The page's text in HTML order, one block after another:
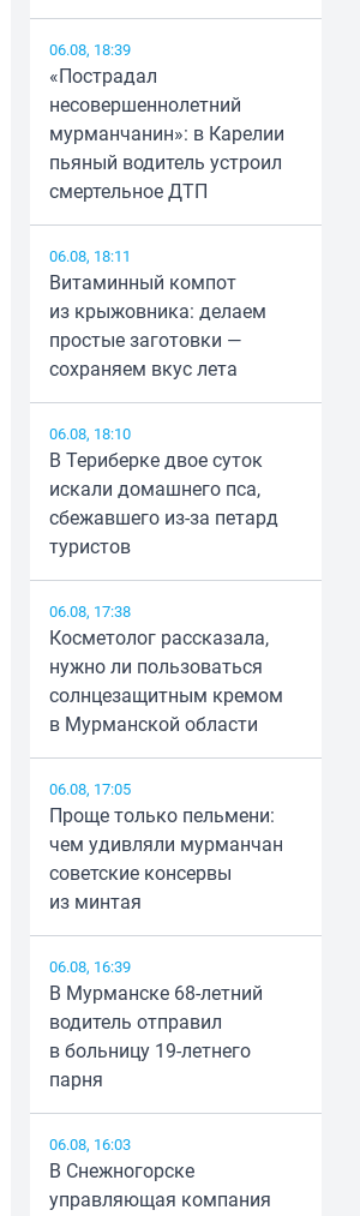
06.08, 18:39
«Пострадал
несовершеннолетний
мурманчанин»: в Карелии
пьяный водитель устроил
смертельное ДТП
06.08, 18:11
Витаминный компот
из крыжовника: делаем
простые заготовки —
сохраняем вкус лета
06.08, 18:10
В Териберке двое суток
искали домашнего пса,
сбежавшего из-за петард
туристов
06.08, 17:38
Косметолог рассказала,
нужно ли пользоваться
солнцезащитным кремом
в Мурманской области
06.08, 17:05
Проще только пельмени:
чем удивляли мурманчан
советские консервы
из минтая
06.08, 16:39
В Мурманске 68-летний
водитель отправил
в больницу 19-летнего
парня
06.08, 16:03
В Снежногорске
управляющая компания